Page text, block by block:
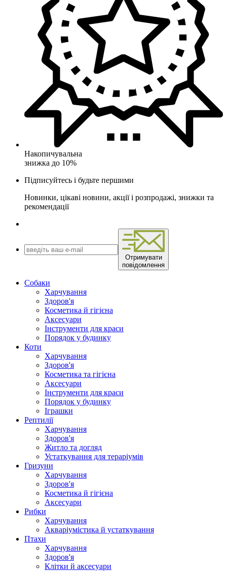
Накопичувальна
знижка до 10%
Підписуйтесь і будьте першими
Новинки, цікаві новини, акції і розпродажі, знижки та
рекомендації
Отримувати
повідомлення
Собаки
Харчування
Здоров'я
Косметика й гігієна
Аксесуари
Інструменти для краси
Порядок у будинку
Коти
Харчування
Здоров'я
Косметика та гігієна
Аксесуари
Інструменти для краси
Порядок у будинку
Іграшки
Рептилії
Харчування
Здоров'я
Житло та догляд
Устаткування для тераріумів
Гризуни
Харчування
Здоров'я
Косметика й гігієна
Аксесуари
Рибки
Харчування
Акваріумістика й устаткування
Птахи
Харчування
Здоров'я
Клітки й аксесуари